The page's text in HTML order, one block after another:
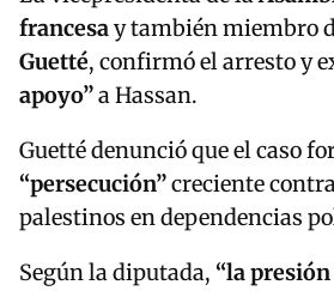
francesay también miembro
Guetté, confirmó el arresto y
apoyo”a Hassan.
Guetté denunció que el caso
“persecución”creciente
palestinos en dependencias
Según la diputada, “la